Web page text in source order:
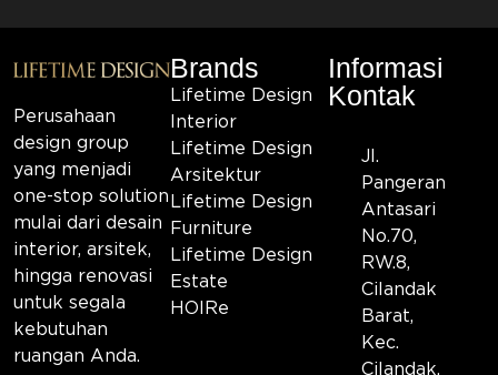
Perusahaan
design group
yang menjadi
one-stop solution
mulai dari desain
interior, arsitek,
hingga renovasi
untuk segala
kebutuhan
ruangan Anda.
Brands
Lifetime Design
Interior
Lifetime Design
Arsitektur
Lifetime Design
Furniture
Lifetime Design
Estate
HOIRe
Informasi
Kontak
Jl.
Pangeran
Antasari
No.70,
RW.8,
Cilandak
Barat,
Kec.
Cilandak,